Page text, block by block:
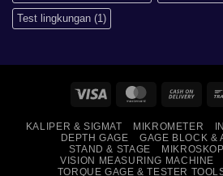
Test lingkungan (1)
Visa MasterCardCash
KALIPER & SIGMAT MIKROMETER
DEPTH GAGE
GAGE BLOCK &
STAND & STAGE
MIKROSKOP
VISION MEASURING MACHINE
TORQUE GAGE & TESTER